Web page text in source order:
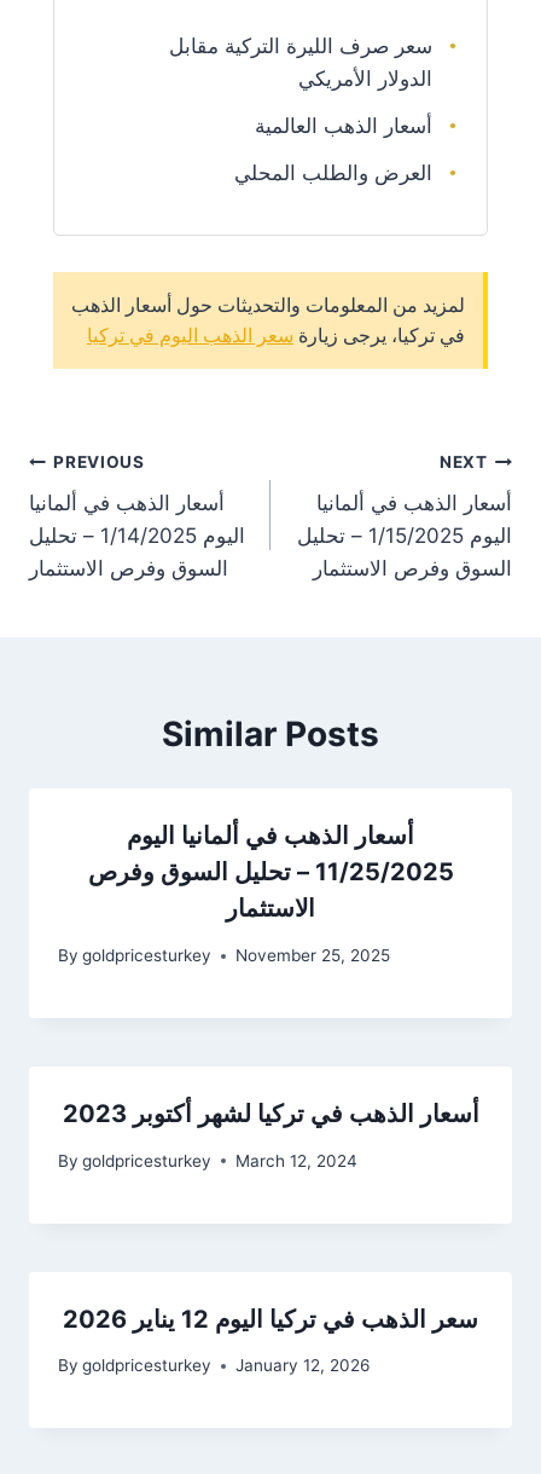
سعر صرف الليرة التركية مقابل
الدولار الأمريكي
أسعار الذهب العالمية
العرض والطلب المحلي
لمزيد من المعلومات والتحديثات حول أسعار الذهب
في تركيا، يرجى زيارة سعر الذهب اليوم في تركيا
PREVIOUS
أسعار الذهب في ألمانيا
اليوم 1/14/2025 – تحليل
السوق وفرص الاستثمار
NEXT
أسعار الذهب في ألمانيا
اليوم 1/15/2025 – تحليل
السوق وفرص الاستثمار
Similar Posts
أسعار الذهب في ألمانيا اليوم
11/25/2025 – تحليل السوق وفرص
الاستثمار
By goldpricesturkey November 25, 2025
أسعار الذهب في تركيا لشهر أكتوبر 2023
By goldpricesturkey March 12, 2024
سعر الذهب في تركيا اليوم 12 يناير 2026
By goldpricesturkey January 12, 2026